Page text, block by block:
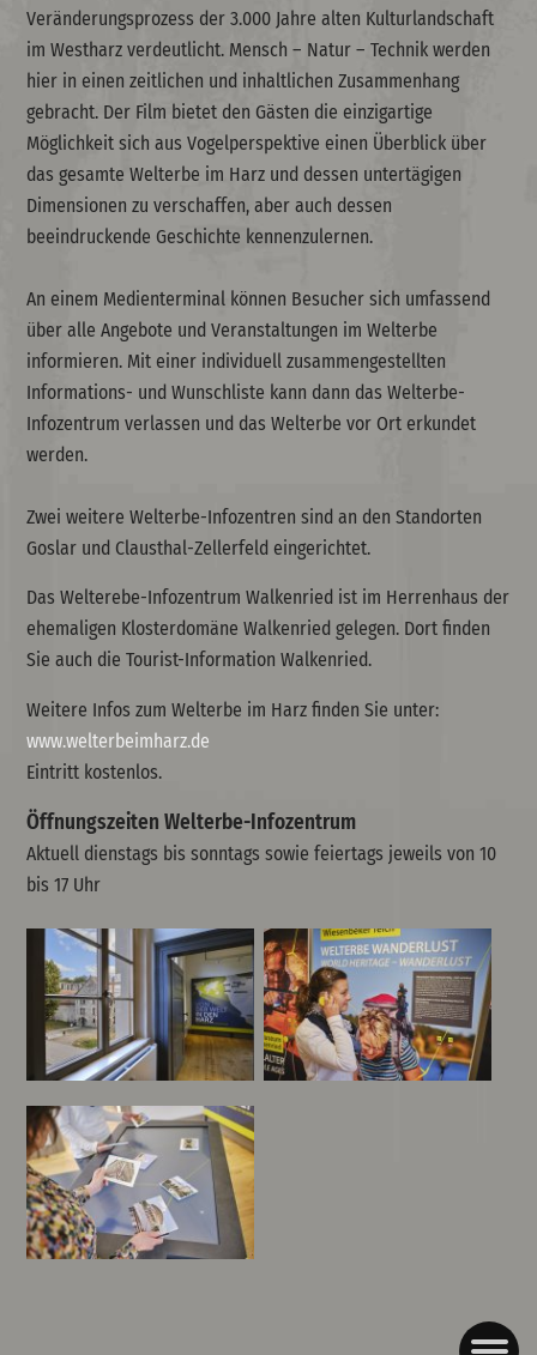
Veränderungsprozess der 3.000 Jahre alten Kulturlandschaft
im Westharz verdeutlicht. Mensch – Natur – Technik werden
hier in einen zeitlichen und inhaltlichen Zusammenhang
gebracht. Der Film bietet den Gästen die einzigartige
Möglichkeit sich aus Vogelperspektive einen Überblick über
das gesamte Welterbe im Harz und dessen untertägigen
Dimensionen zu verschaffen, aber auch dessen
beeindruckende Geschichte kennenzulernen.
An einem Medienterminal können Besucher sich umfassend
über alle Angebote und Veranstaltungen im Welterbe
informieren. Mit einer individuell zusammengestellten
Informations- und Wunschliste kann dann das Welterbe-
Infozentrum verlassen und das Welterbe vor Ort erkundet
werden.
Zwei weitere Welterbe-Infozentren sind an den Standorten
Goslar und Clausthal-Zellerfeld eingerichtet.
Das Welterebe-Infozentrum Walkenried ist im Herrenhaus der
ehemaligen Klosterdomäne Walkenried gelegen. Dort finden
Sie auch die Tourist-Information Walkenried.
Weitere Infos zum Welterbe im Harz finden Sie unter:
www.welterbeimharz.de
Eintritt kostenlos.
Öffnungszeiten Welterbe-Infozentrum
Aktuell dienstags bis sonntags sowie feiertags jeweils von 10
bis 17 Uhr